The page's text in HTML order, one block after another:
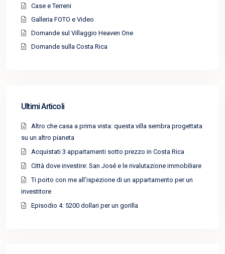
Case e Terreni
Galleria FOTO e Video
Domande sul Villaggio Heaven One
Domande sulla Costa Rica
Ultimi Articoli
Altro che casa a prima vista: questa villa sembra progettata
su un altro pianeta
Acquistati 3 appartamenti sotto prezzo in Costa Rica
Città dove investire: San José e le rivalutazione immobiliare
Ti porto con me all’ispezione di un appartamento per un
investitore
Episodio 4: 5200 dollari per un gorilla